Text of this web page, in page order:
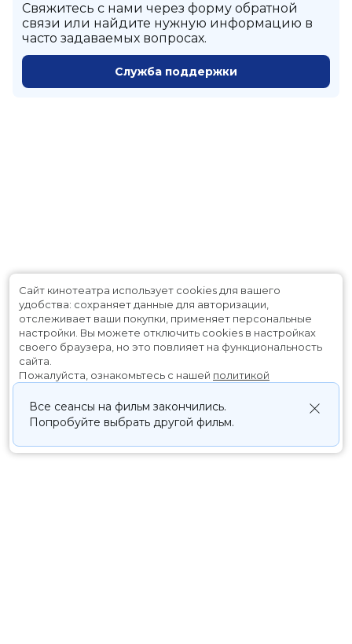
Cвяжитесь с нами через форму обратной
связи или найдите нужную информацию в
часто задаваемых вопросах.
Служба поддержки
Все сеансы на фильм закончились.
Попробуйте выбрать другой фильм.
Сайт кинотеатра использует cookies для вашего
удобства: сохраняет данные для авторизации,
отслеживает ваши покупки, применяет персональные
настройки. Вы можете отключить cookies в настройках
своего браузера, но это повлияет на функциональность
сайта.
Пожалуйста, ознакомьтесь с нашей политикой
Принять